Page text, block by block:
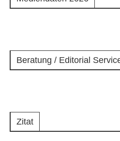
Beratung / Editorial
Zitat